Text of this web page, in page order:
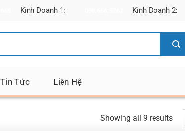
Kinh Doanh 1: Kinh Doanh 2:
Tin Tức Liên Hệ
Showing all 9 results